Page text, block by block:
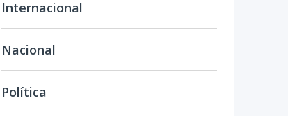
Internacional
Nacional
Política